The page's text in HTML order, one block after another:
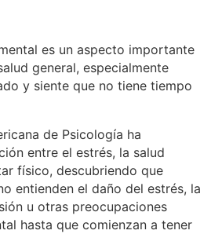
es un aspecto importante
general, especialmente
y siente que no tiene tiempo
de Psicología ha
entre el estrés, la salud
físico, descubriendo que
entienden el daño del estrés, la
u otras preocupaciones
hasta que comienzan a tener